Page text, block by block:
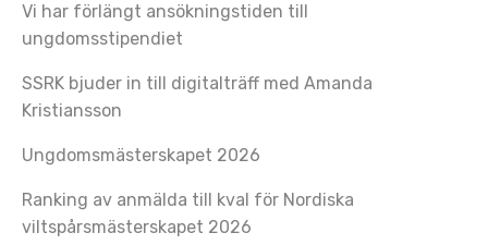
Vi har förlängt ansökningstiden till
ungdomsstipendiet
SSRK bjuder in till digitalträff med Amanda
Kristiansson
Ungdomsmästerskapet 2026
Ranking av anmälda till kval för Nordiska
viltspårsmästerskapet 2026